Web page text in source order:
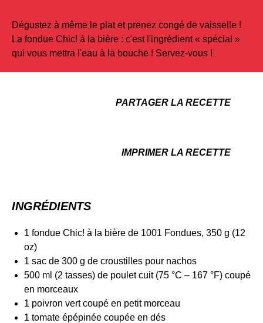
Dégustez à même le plat et prenez congé de vaisselle !
La fondue Chic! à la bière : c'est l'ingrédient « spécial »
qui vous mettra l'eau à la bouche ! Servez-vous !
PARTAGER LA RECETTE
IMPRIMER LA RECETTE
INGRÉDIENTS
1 fondue Chic! à la bière de 1001 Fondues, 350 g (12
oz)
1 sac de 300 g de croustilles pour nachos
500 ml (2 tasses) de poulet cuit (75 °C – 167 °F) coupé
en morceaux
1 poivron vert coupé en petit morceau
1 tomate épépinée coupée en dés